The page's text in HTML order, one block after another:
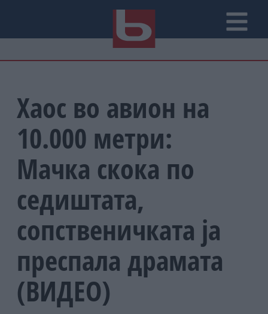
Хаос во авион на
10.000 метри:
Мачка скока по
седиштата,
сопственичката ја
преспала драмата
(ВИДЕО)